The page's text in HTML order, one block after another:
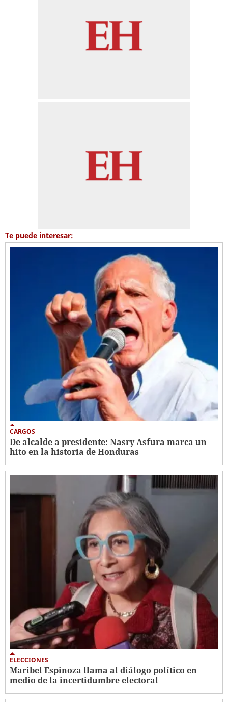
Te puede interesar:
CARGOS
De alcalde a presidente: Nasry Asfura marca un
hito en la historia de Honduras
ELECCIONES
Maribel Espinoza llama al diálogo político en
medio de la incertidumbre electoral